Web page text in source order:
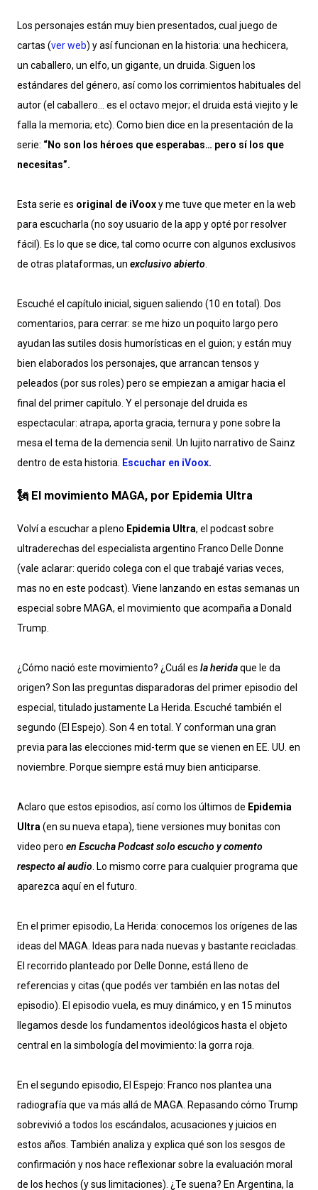
Los personajes están muy bien presentados, cual juego de
cartas (ver web) y así funcionan en la historia: una hechicera,
un caballero, un elfo, un gigante, un druida. Siguen los
estándares del género, así como los corrimientos habituales del
autor (el caballero… es el octavo mejor; el druida está viejito y le
falla la memoria; etc). Como bien dice en la presentación de la
serie: “No son los héroes que esperabas… pero sí los que
necesitas”.
Esta serie es original de iVooxy me tuve que meter en la web
para escucharla (no soy usuario de la app y opté por resolver
fácil). Es lo que se dice, tal como ocurre con algunos exclusivos
de otras plataformas, un exclusivo abierto.
Escuché el capítulo inicial, siguen saliendo (10 en total). Dos
comentarios, para cerrar: se me hizo un poquito largo pero
ayudan las sutiles dosis humorísticas en el guion; y están muy
bien elaborados los personajes, que arrancan tensos y
peleados (por sus roles) pero se empiezan a amigar hacia el
final del primer capítulo. Y el personaje del druida es
espectacular: atrapa, aporta gracia, ternura y pone sobre la
mesa el tema de la demencia senil. Un lujito narrativo de Sainz
dentro de esta historia. Escuchar en iVoox.
🗽 El movimiento MAGA, por Epidemia Ultra
Volví a escuchar a pleno Epidemia Ultra, el podcast sobre
ultraderechas del especialista argentino Franco Delle Donne
(vale aclarar: querido colega con el que trabajé varias veces,
mas no en este podcast). Viene lanzando en estas semanas un
especial sobre MAGA, el movimiento que acompaña a Donald
Trump.
¿Cómo nació este movimiento? ¿Cuál es la heridaque le da
origen? Son las preguntas disparadoras del primer episodio del
especial, titulado justamente La Herida. Escuché también el
segundo (El Espejo). Son 4 en total. Y conforman una gran
previa para las elecciones mid-term que se vienen en EE. UU. en
noviembre. Porque siempre está muy bien anticiparse.
Aclaro que estos episodios, así como los últimos de Epidemia
Ultra (en su nueva etapa), tiene versiones muy bonitas con
video pero en Escucha Podcast solo escucho y comento
respecto al audio . Lo mismo corre para cualquier programa que
aparezca aquí en el futuro.
En el primer episodio, La Herida: conocemos los orígenes de las
ideas del MAGA. Ideas para nada nuevas y bastante recicladas.
El recorrido planteado por Delle Donne, está lleno de
referencias y citas (que podés ver también en las notas del
episodio). El episodio vuela, es muy dinámico, y en 15 minutos
llegamos desde los fundamentos ideológicos hasta el objeto
central en la simbología del movimiento: la gorra roja.
En el segundo episodio, El Espejo: Franco nos plantea una
radiografía que va más allá de MAGA. Repasando cómo Trump
sobrevivió a todos los escándalos, acusaciones y juicios en
estos años. También analiza y explica qué son los sesgos de
confirmación y nos hace reflexionar sobre la evaluación moral
de los hechos (y sus limitaciones). ¿Te suena? En Argentina, la